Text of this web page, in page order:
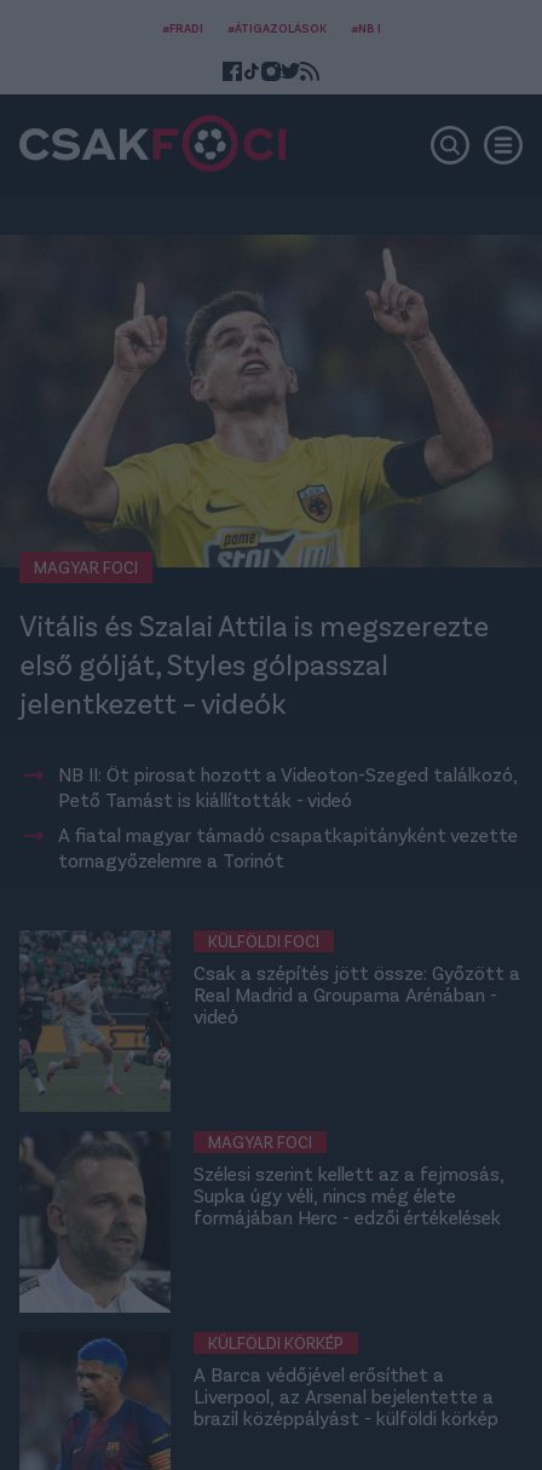
#FRADI #ÁTIGAZOLÁSOK #NB I
MAGYAR FOCI
Vitális és Szalai Attila is megszerezte
első gólját, Styles gólpasszal
jelentkezett – videók
NB II: Öt pirosat hozott a Videoton-Szeged találkozó,
Pető Tamást is kiállították - videó
A fiatal magyar támadó csapatkapitányként vezette
tornagyőzelemre a Torinót
KÜLFÖLDI FOCI
Csak a szépítés jött össze: Győzött a
Real Madrid a Groupama Arénában -
videó
MAGYAR FOCI
Szélesi szerint kellett az a fejmosás,
Supka úgy véli, nincs még élete
formájában Herc - edzői értékelések
KÜLFÖLDI KÖRKÉP
A Barca védőjével erősíthet a
Liverpool, az Arsenal bejelentette a
brazil középpályást - külföldi körkép